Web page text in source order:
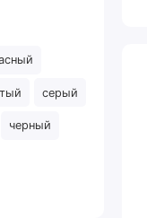
серый
черный